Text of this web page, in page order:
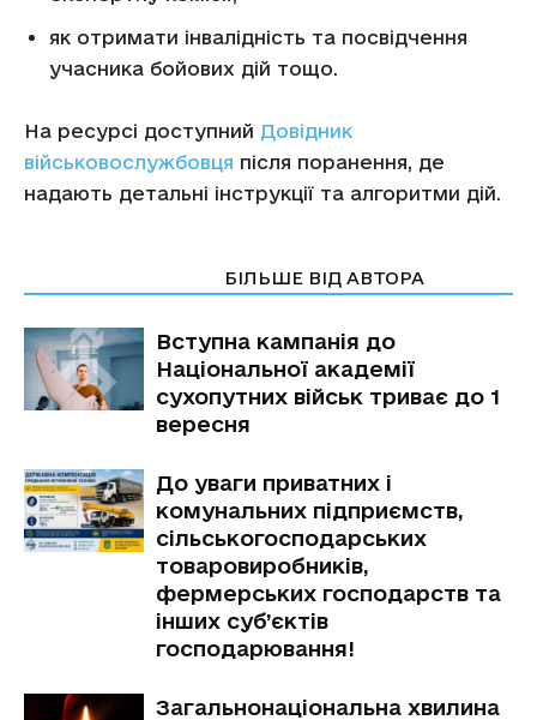
як отримати інвалідність та посвідчення
учасника бойових дій тощо.
На ресурсі доступний Довідник
військовослужбовця після поранення, де
надають детальні інструкції та алгоритми дій.
БІЛЬШЕ ВІД АВТОРА
Вступна кампанія до
Національної академії
сухопутних військ триває до 1
вересня
До уваги приватних і
комунальних підприємств,
сільськогосподарських
товаровиробників,
фермерських господарств та
інших суб’єктів
господарювання!
Загальнонаціональна хвилина